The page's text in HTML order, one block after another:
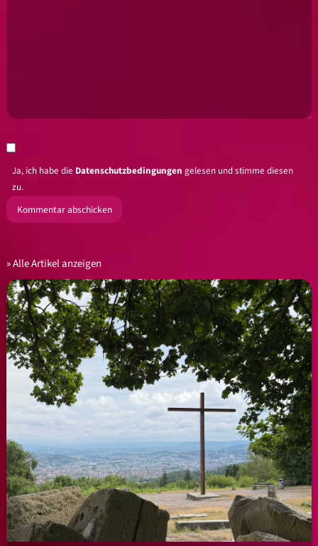
Ja, ich habe die Datenschutzbedingungen gelesen und stimme diesen
zu.
Alle Artikel anzeigen